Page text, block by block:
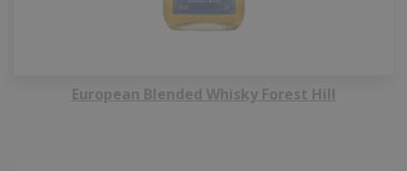
European Blended Whisky Forest Hill